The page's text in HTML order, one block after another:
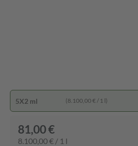
5X2 ml (8.100,00 € / 1 l)
81,00 €
8.100,00 € / 1 l